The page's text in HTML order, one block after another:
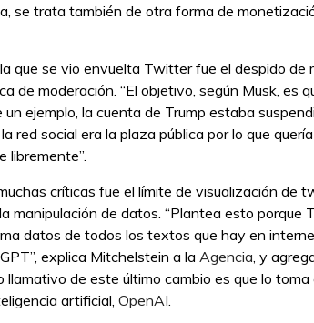
se trata también de otra forma de
que se vio envuelta Twitter fue el despido de
de moderación. “El objetivo, según Musk, es
un ejemplo, la cuenta de Trump estaba
red social era la plaza pública por lo que
libremente”.
críticas fue el límite de visualización de
manipulación de datos. “Plantea esto
datos de todos los textos que hay en
explica Mitchelstein a la Agencia, y
llamativo de este último cambio es que lo
artificial, OpenAI.